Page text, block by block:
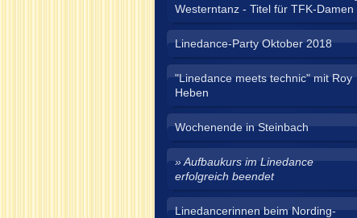
Westerntanz - Titel für TFK-Damen
Linedance-Party Oktober 2018
"Linedance meets technic" mit Roy
Heben
Wochenende in Steinbach
Aufbaukurs im Linedance
erfolgreich beendet
Linedancerinnen beim Nording-